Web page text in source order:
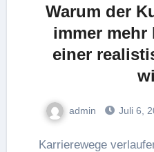
Warum der
immer mehr
einer
admin Juli 6,
Karrierewege verlaufen heute immer seltener